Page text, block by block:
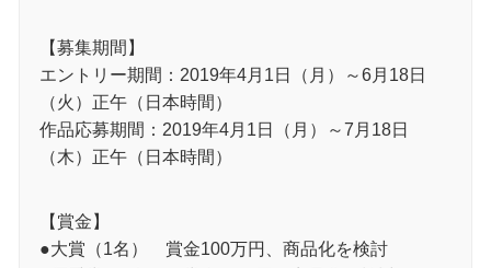
【募集期間】
エントリー期間：2019年4月1日（月）～6月18日
（火）正午（日本時間）
作品応募期間：2019年4月1日（月）～7月18日
（木）正午（日本時間）
【賞金】
●大賞（1名） 賞金100万円、商品化を検討